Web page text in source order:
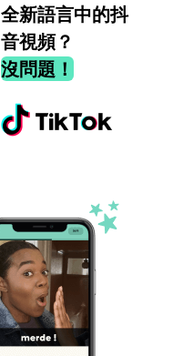
全新語言中的抖
音視頻？
沒問題！